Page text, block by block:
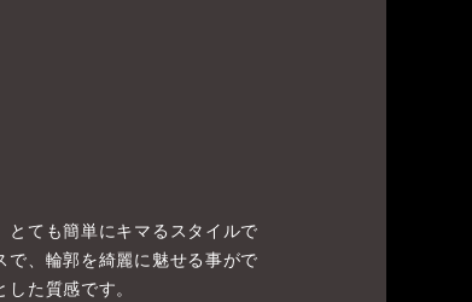
ても簡単にキマるスタイルで
、輪郭を綺麗に魅せる事がで
た質感です。